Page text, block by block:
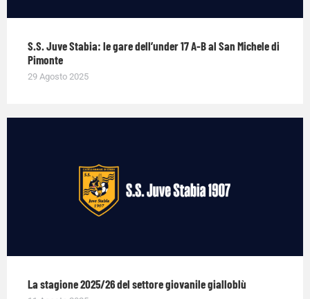
S.S. Juve Stabia: le gare dell’under 17 A-B al San Michele di
Pimonte
29 Agosto 2025
La stagione 2025/26 del settore giovanile gialloblù